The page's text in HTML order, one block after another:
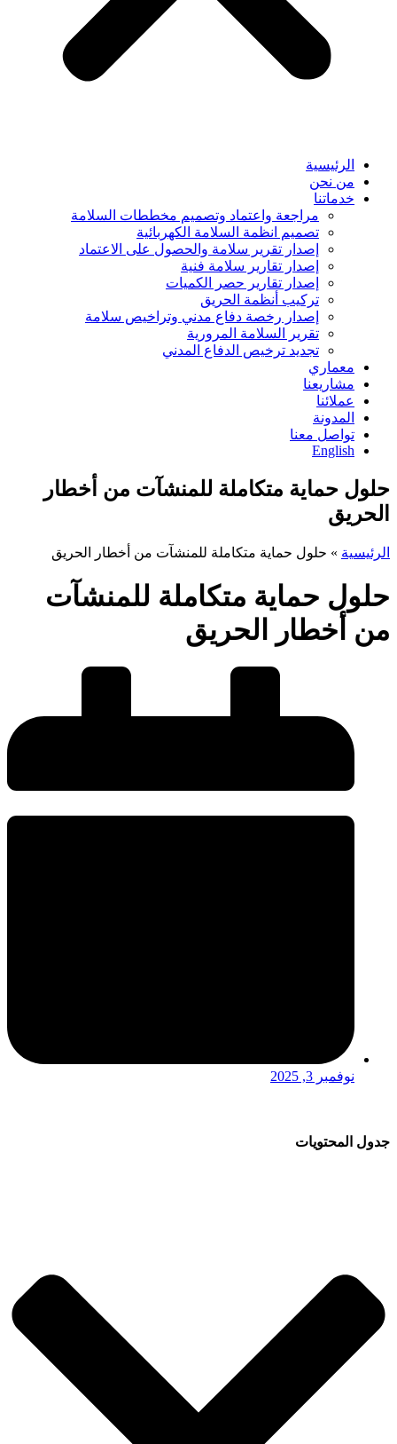
الرئيسية
من نحن
خدماتنا
مراجعة واعتماد وتصميم مخططات السلامة
تصميم انظمة السلامة الكهربائية
إصدار تقرير سلامة والحصول على الاعتماد
إصدار تقارير سلامة فنية
إصدار تقارير حصر الكميات
تركيب أنظمة الحريق
إصدار رخصة دفاع مدني وتراخيص سلامة
تقرير السلامة المرورية
تجديد ترخيص الدفاع المدني
معماري
مشاريعنا
عملائنا
المدونة
تواصل معنا
English
حلول حماية متكاملة للمنشآت من أخطار
الحريق
الرئيسية » حلول حماية متكاملة للمنشآت من أخطار الحريق
حلول حماية متكاملة للمنشآت
من أخطار الحريق
نوفمبر 3, 2025
جدول المحتويات